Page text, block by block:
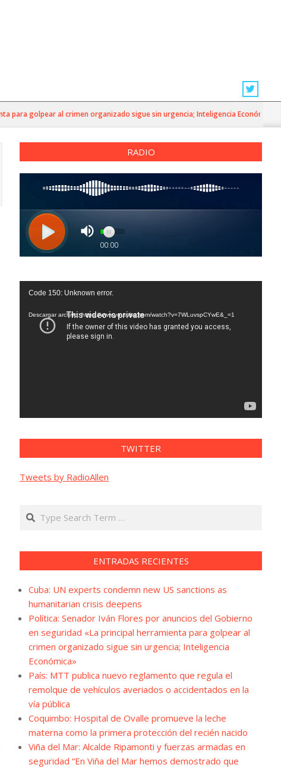
golpear al crimen organizado sigue sin urgencia; Inteligencia Económica»
RADIO
Reproductor
vídeo
Code 150: Unknown error.
Descargar archivo: https://www.youtube.com/watch?v=7WLuvspCYwE&_=1
TWITTER
Tweets by RadioAllen
Search
ENTRADAS RECIENTES
Cuba: UN experts condemn new US sanctions as
humanitarian crisis deepens
Política: Senador Iván Flores por anuncios del Gobierno
en seguridad «La principal herramienta para golpear al
crimen organizado sigue sin urgencia; Inteligencia
Económica»
País: MTT publica nuevo reglamento que regula el
remolque de vehículos averiados o accidentados en la
vía pública
Coquimbo: Hospital de Ovalle promueve la leche
materna como la primera protección del recién nacido
Viña del Mar: Alcalde Ripamonti y fuerzas armadas en
seguridad “En Viña del Mar hemos demostrado que